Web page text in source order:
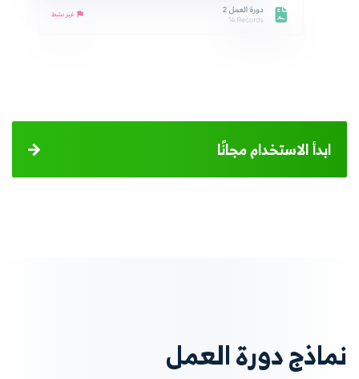
ابدأ الاستخدام مجانًا
نماذج دورة العمل